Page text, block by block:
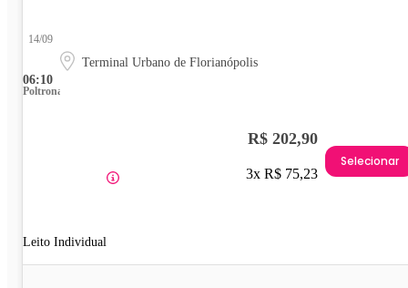
06:10
14/09
Terminal Urbano de Florianópolis
Poltrona
Leito Individual
R$ 202,90
3x R$ 75,23
Selecionar